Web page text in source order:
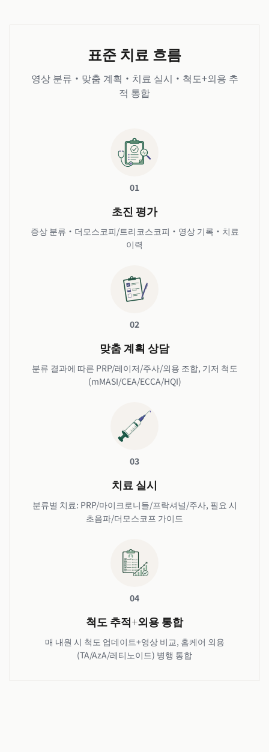
표준 치료 흐름
영상 분류·맞춤 계획·치료 실시·척도+외용 추
적 통합
01
초진 평가
증상 분류·더모스코피/트리코스코피·영상 기록·치료
이력
02
맞춤 계획 상담
분류 결과에 따른 PRP/레이저/주사/외용 조합, 기저 척도
(mMASI/CEA/ECCA/HQI)
03
치료 실시
분류별 치료: PRP/마이크로니들/프락셔널/주사, 필요 시
초음파/더모스코프 가이드
04
척도 추적+외용 통합
매 내원 시 척도 업데이트+영상 비교, 홈케어 외용
(TA/AzA/레티노이드) 병행 통합